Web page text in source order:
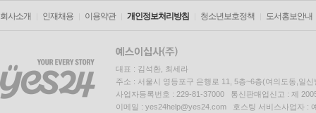
회사소개 인재채용 이용약관 개인정보처리방침 청소년보호정책 도서홍보안내
대표 : 김석환, 최세라
주소 : 서울시 영등포구 은행로 11, 5층~6층(여의도동,일신
사업자등록번호 : 229-81-37000 통신판매업신고 : 제
이메일 : yes24help@yes24.com 호스팅 서비스사업자 :